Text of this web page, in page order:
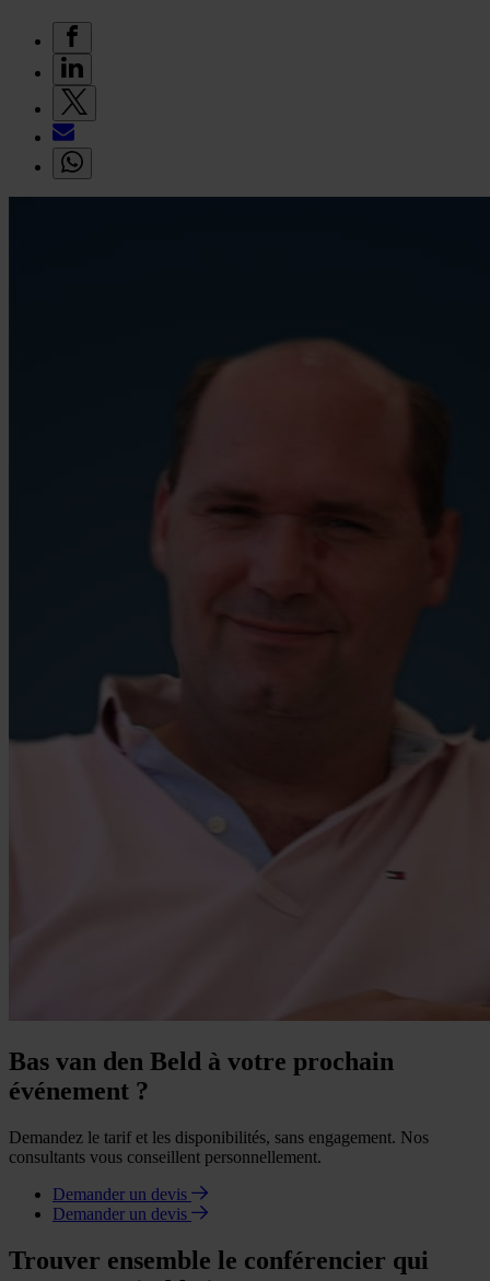
Bas van den Beld à votre prochain
événement ?
Demandez le tarif et les disponibilités, sans engagement. Nos
consultants vous conseillent personnellement.
Demander un devis
Demander un devis
Trouver ensemble le conférencier qui